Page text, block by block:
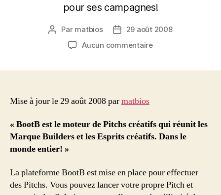
pour ses campagnes!
Auteur
l’article
Par matbios
Date29 août 2008
Aucun commentairesur
basée
sur
une
créatifs
et
Mise à jour le 29 août 2008 parmatbios
« BootB est le moteur de Pitchs créatifs qui réunit les
Marque Builderset lesEsprits créatifs. Dans le
monde entier! »
La plateforme BootB est mise en place pour effectuer
des Pitchs. Vous pouvez lancer votre propre Pitch et